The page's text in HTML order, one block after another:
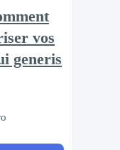
vos
generis